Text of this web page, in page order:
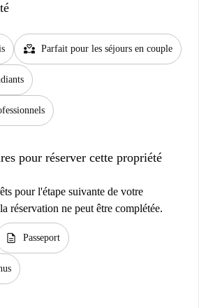
partner_heart Parfait pour les séjours en couple
pour réserver cette propriété
pour l'étape suivante de votre
réservation ne peut être complétée.
description Passeport